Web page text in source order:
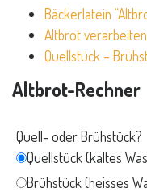
Bäckerlatein
Altbrot verarbeiten
Quellstück –
Altbrot-Rechner
Quell- oder Brühstück?
Quellstück (kaltes
Brühstück (heisses